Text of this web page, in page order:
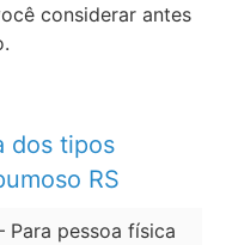
considerar antes
dos tipos
RS
Para pessoa física